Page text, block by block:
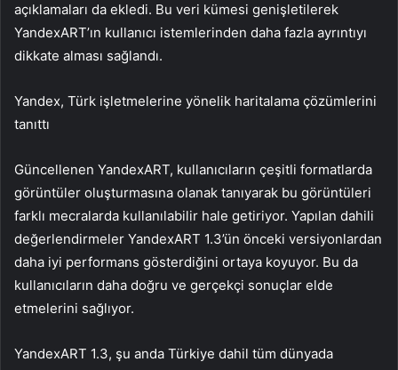
açıklamaları da ekledi. Bu veri kümesi genişletilerek
YandexART’ın kullanıcı istemlerinden daha fazla ayrıntıyı
dikkate alması sağlandı.
Yandex, Türk işletmelerine yönelik haritalama çözümlerini
tanıttı
Güncellenen YandexART, kullanıcıların çeşitli formatlarda
görüntüler oluşturmasına olanak tanıyarak bu görüntüleri
farklı mecralarda kullanılabilir hale getiriyor. Yapılan dahili
değerlendirmeler YandexART 1.3’ün önceki versiyonlardan
daha iyi performans gösterdiğini ortaya koyuyor. Bu da
kullanıcıların daha doğru ve gerçekçi sonuçlar elde
etmelerini sağlıyor.
YandexART 1.3, şu anda Türkiye dahil tüm dünyada